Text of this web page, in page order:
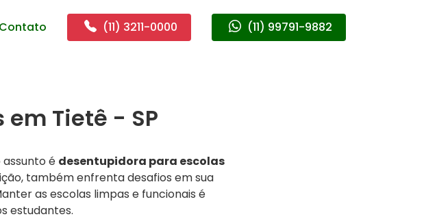
Contato (11) 3211-0000 (11) 99791-9882
Tietê - SP
é desentupidora para escolas
também enfrenta desafios em sua
as escolas limpas e funcionais é
estudantes.